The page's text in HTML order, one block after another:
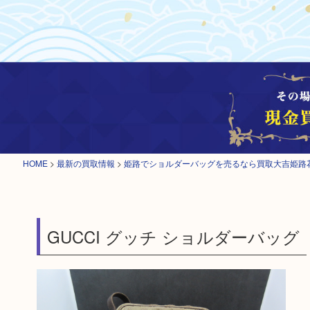
HOME > 最新の買取情報 > 姫路でショルダーバッグを売るなら買取大吉姫路
GUCCI グッチ ショルダーバッグ